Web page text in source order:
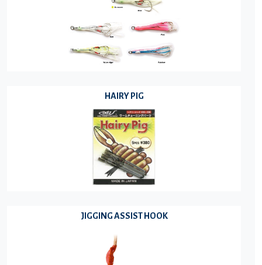
HAIRY PIG
JIGGING ASSIST HOOK